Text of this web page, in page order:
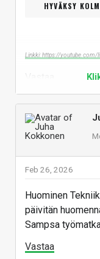
HYVÄKSY
Linkki: https://youtube.com/
Feb 26, 2026
Huominen
päivitän
Sampsa
Vastaa